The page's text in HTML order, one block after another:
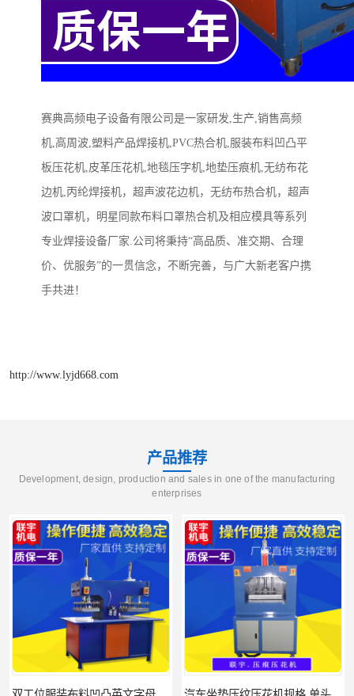
赛典高频电子设备有限公司是一家研发 生产 销售高频
机 高周波 塑料产品焊接机 ,PVC热合机 服装布料凹凸平
板压花机 皮革压花机 地毯压字机 地垫压痕机 无纺布花
边机 丙纶焊接机，超声波花边机，无纺布热合机，超声
波口罩机，明星同款布料口罩热合机及相应模具等系列
专业焊接设备厂家 公司将秉持“高品质、准交期、合理
价、优服务”的一贯信念，不断完善，与广大新老客户携
手共进！
http://www.lyjd668.com
产品推荐
Development, design, production and sales in one of the manufacturing
enterprises